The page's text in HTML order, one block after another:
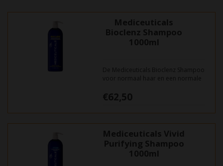
Mediceuticals
Bioclenz Shampoo
1000ml
De Mediceuticals Bioclenz Shampoo
voor normaal haar en een normale
haar en voor mensen die te maken
hebben met beginnende of
gevorderd haaruitval.
€62,50
Mediceuticals Vivid
Purifying Shampoo
1000ml